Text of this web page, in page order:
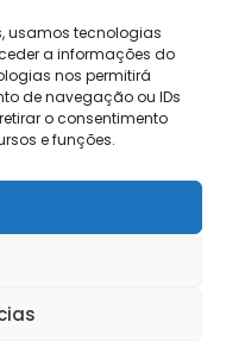
usamos tecnologias
a informações do
nos permitirá
de navegação ou IDs
o consentimento
e funções.
direitos reservados.